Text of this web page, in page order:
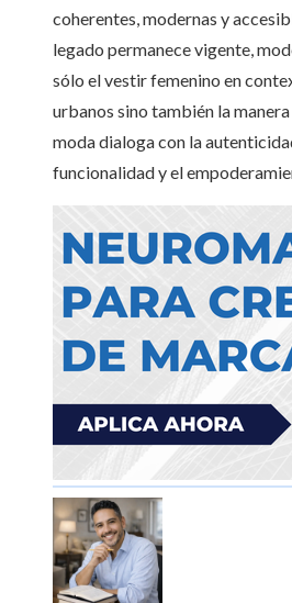
coherentes, modernas y
legado permanece vigente,
sólo el vestir femenino en
urbanos sino también la manera
moda dialoga con la
funcionalidad y el